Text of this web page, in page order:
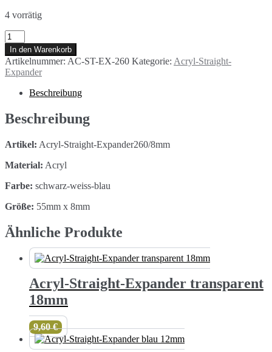
4 vorrätig
Acryl-
Straight-
Expander260
schwarz-
weiss-
blau
Menge
In den Warenkorb
Artikelnummer: AC-ST-EX-260 Kategorie: Acryl-Straight-
Expander
Beschreibung
Beschreibung
Artikel: Acryl-Straight-Expander260/8mm
Material: Acryl
Farbe: schwarz-weiss-blau
Größe: 55mm x 8mm
Ähnliche Produkte
Acryl-Straight-Expander transparent
18mm
9,60€